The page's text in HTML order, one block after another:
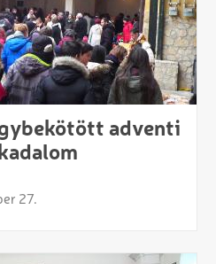
adventi
27.